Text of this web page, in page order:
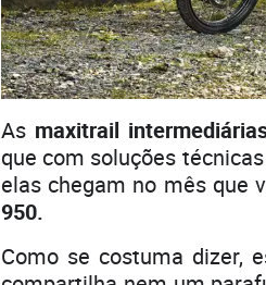
As maxitrail
que com soluções
elas chegam no mês que
950.
Como se costuma dizer,